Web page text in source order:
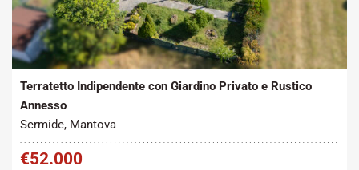
Tipo contratto:
Vendita
Metratura Commerciale:
140 m2
Terratetto Indipendente con Giardino Privato e Rustico
Annesso
Sermide, Mantova
€52.000